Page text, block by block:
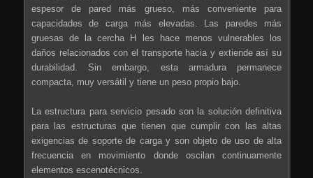
espesor de pared más grueso, más conveniente para
capacidades de carga más elevadas. Las paredes más
gruesas de la cercha H les hace menos vulnerables los
daños relacionados con el transporte hacia y extiende así su
durabilidad. Sin embargo, esta armadura permanece
compacta, muy versátil y tiene un peso propio bajo.
La estructura para servicio pesado son la solución definitiva
para las estructuras que tienen que cumplir con las altas
exigencias de soporte de carga y son objeto de uso de alta
frecuencia en movimiento donde oscilan continuamente
elementos escenotécnicos.